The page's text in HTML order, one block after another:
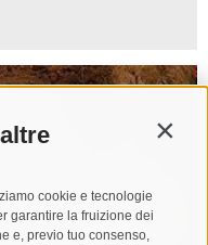
cookie e tecnologie
garantire la fruizione dei
e, previo tuo consenso,